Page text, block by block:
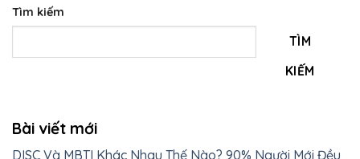
Tìm kiếm
TÌM
KIẾM
Bài viết mới
DISC Và MBTI Khác Nhau Thế Nào? 90% Người Mới Đều